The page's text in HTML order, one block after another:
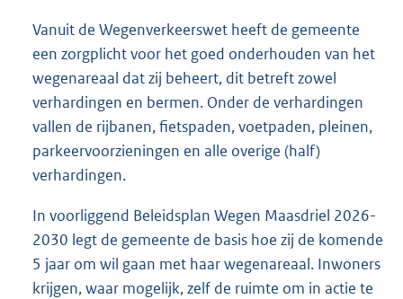
Vanuit de Wegenverkeerswet heeft de gemeente
een zorgplicht voor het goed onderhouden van het
wegenareaal dat zij beheert, dit betreft zowel
verhardingen en bermen. Onder de verhardingen
vallen de rijbanen, fietspaden, voetpaden, pleinen,
parkeervoorzieningen en alle overige (half)
verhardingen.
In voorliggend Beleidsplan Wegen Maasdriel 2026-
2030 legt de gemeente de basis hoe zij de komende
5 jaar om wil gaan met haar wegenareaal. Inwoners
krijgen, waar mogelijk, zelf de ruimte om in actie te